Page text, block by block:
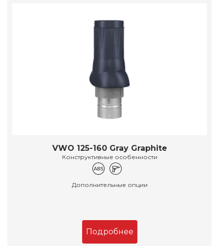
VWO 125-160 Gray Graphite
Конструктивные особенности
Дополнительные опции
Подробнее